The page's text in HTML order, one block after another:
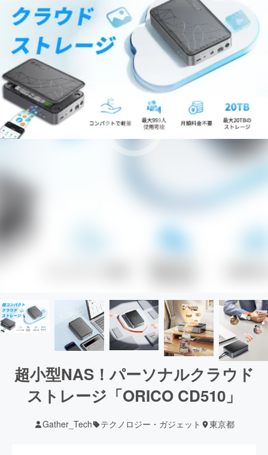
超小型NAS！パーソナルクラウド
ストレージ「ORICO CD510」
Gather_Tech テクノロジー・ガジェット 東京都